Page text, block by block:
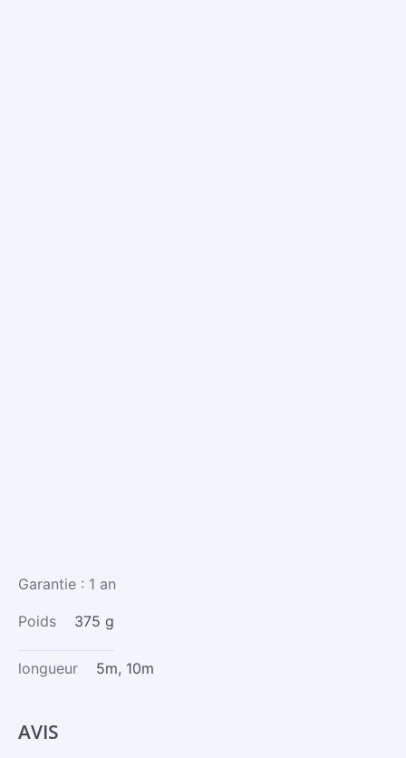
Garantie : 1 an
Poids 375 g
longueur 5m, 10m
AVIS